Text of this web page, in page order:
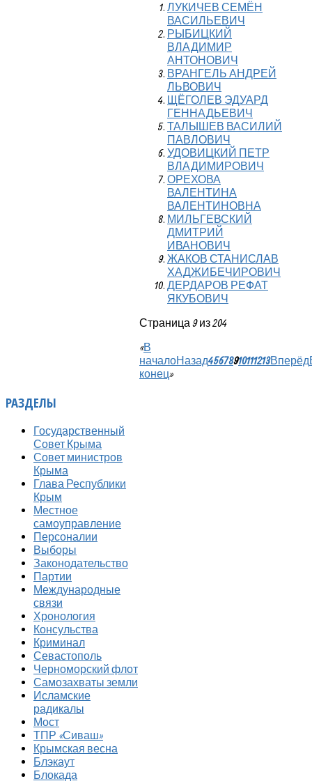
ЛУКИЧЕВ СЕМЁН
ВАСИЛЬЕВИЧ
РЫБИЦКИЙ
ВЛАДИМИР
АНТОНОВИЧ
ВРАНГЕЛЬ АНДРЕЙ
ЛЬВОВИЧ
ЩЁГОЛЕВ ЭДУАРД
ГЕННАДЬЕВИЧ
ТАЛЫШЕВ ВАСИЛИЙ
ПАВЛОВИЧ
УДОВИЦКИЙ ПЕТР
ВЛАДИМИРОВИЧ
ОРЕХОВА
ВАЛЕНТИНА
ВАЛЕНТИНОВНА
МИЛЬГЕВСКИЙ
ДМИТРИЙ
ИВАНОВИЧ
ЖАКОВ СТАНИСЛАВ
ХАДЖИБЕЧИРОВИЧ
ДЕРДАРОВ РЕФАТ
ЯКУБОВИЧ
Страница 9 из 204
«В
началоНазад45678910111213Вперёд
конец»
РАЗДЕЛЫ
Государственный
Совет Крыма
Совет министров
Крыма
Глава Республики
Крым
Местное
самоуправление
Персоналии
Выборы
Законодательство
Партии
Международные
связи
Хронология
Консульства
Криминал
Севастополь
Черноморский флот
Самозахваты земли
Исламские
радикалы
Мост
ТПР «Сиваш»
Крымская весна
Блэкаут
Блокада